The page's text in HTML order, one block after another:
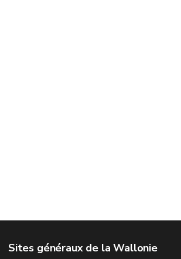
Sites généraux de la Wallonie